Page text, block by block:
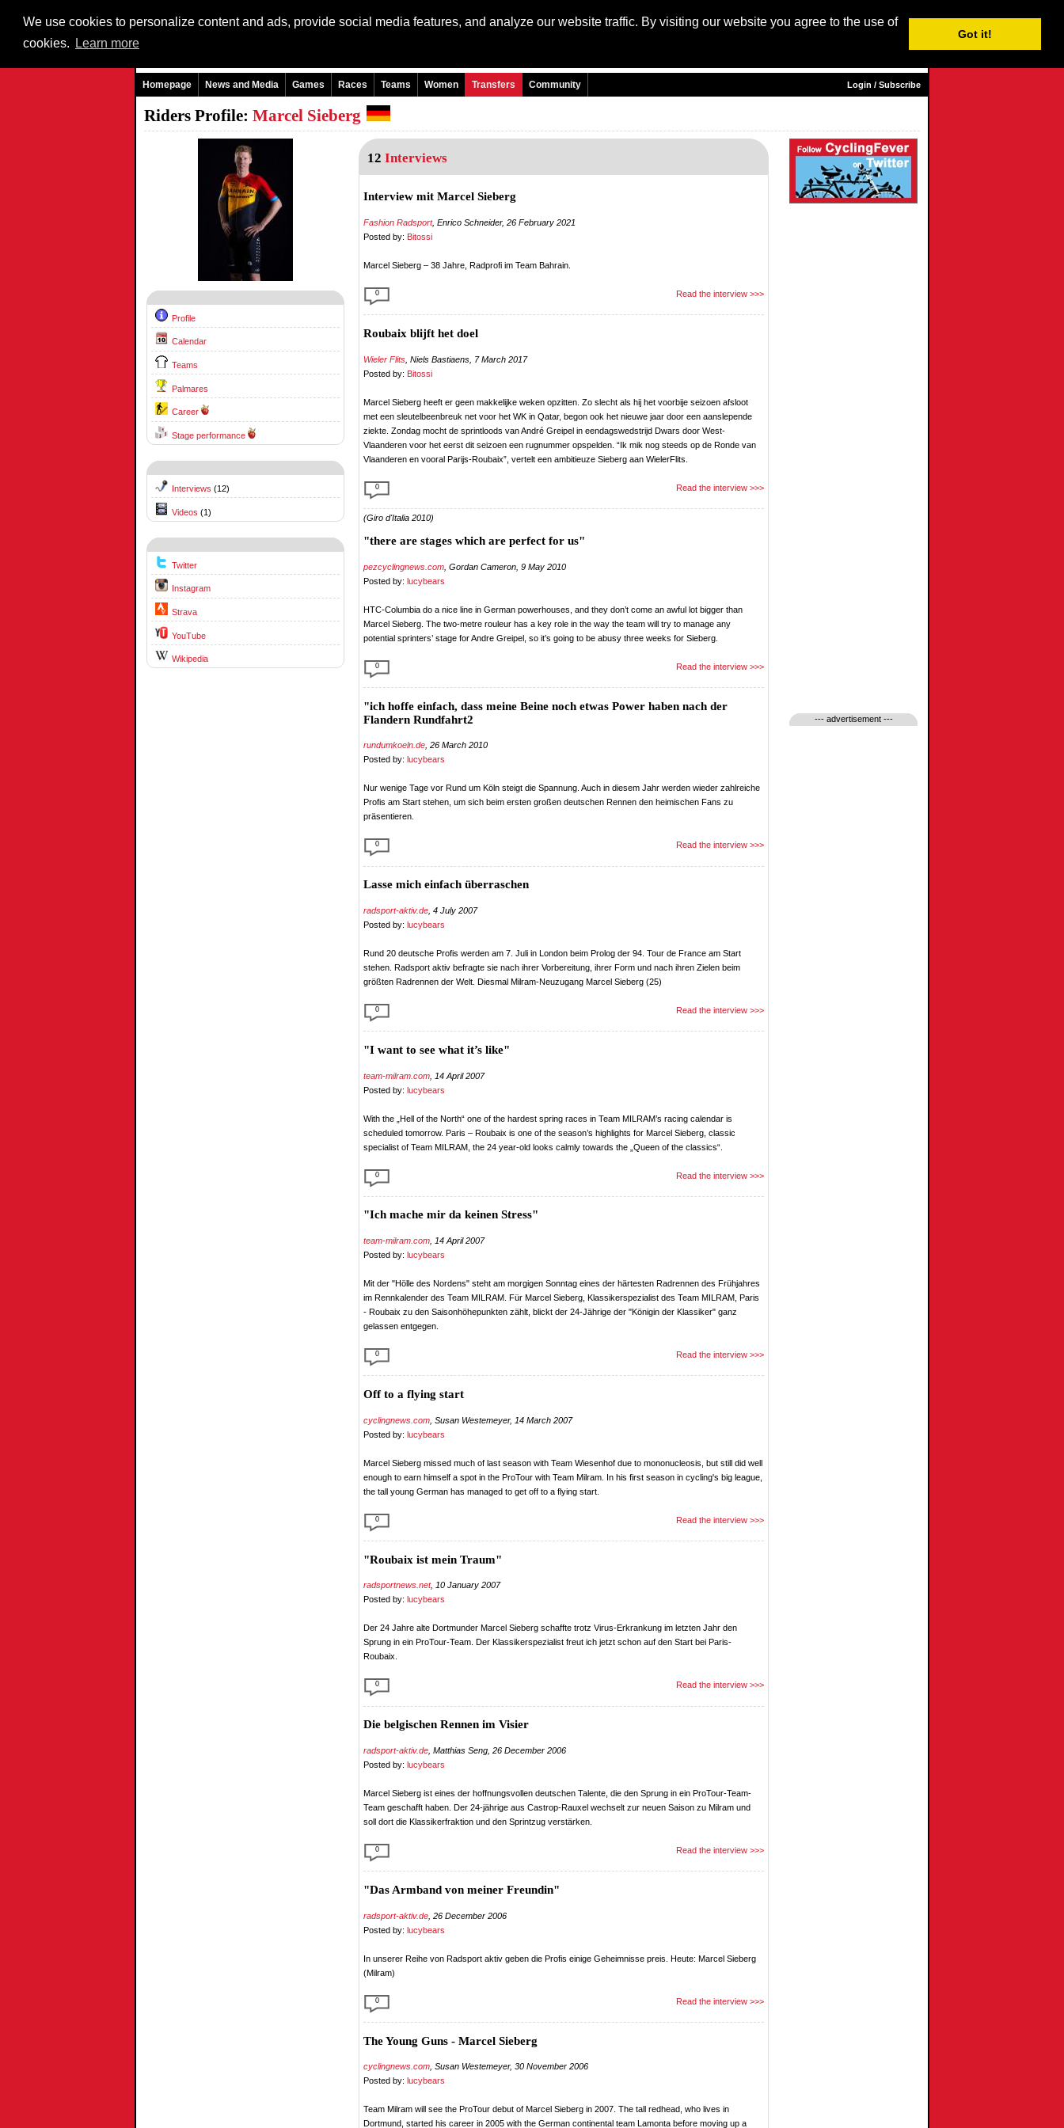
We use cookies to personalize content and ads, provide social media features, and analyze our website traffic. By visiting our website you agree to the use of
cookies.
Learn more
Got it!
Login / Subscribe
Homepage News and Media Games Races Teams Women Transfers Community Login / Subscribe
Riders Profile: Marcel Sieberg
Profile
Calendar
Teams
Palmares
Career
Stage performance
Interviews (12)
Videos (1)
Twitter
Instagram
Strava
YouTube
Wikipedia
12 Interviews
Interview mit Marcel Sieberg
Fashion Radsport, Enrico Schneider, 26 February 2021
Posted by: Bitossi
Marcel Sieberg – 38 Jahre, Radprofi im Team Bahrain.
0 Read the interview >>>
Roubaix blijft het doel
Wieler Flits , Niels Bastiaens, 7 March 2017
Posted by: Bitossi
Marcel Sieberg heeft er geen makkelijke weken opzitten. Zo slecht als hij het voorbije seizoen afsloot
met een sleutelbeenbreuk net voor het WK in Qatar, begon ook het nieuwe jaar door een aanslepende
ziekte. Zondag mocht de sprintloods van André Greipel in eendagswedstrijd Dwars door West-
Vlaanderen voor het eerst dit seizoen een rugnummer opspelden. “Ik mik nog steeds op de Ronde van
Vlaanderen en vooral Parijs-Roubaix”, vertelt een ambitieuze Sieberg aan WielerFlits.
0 Read the interview >>>
(Giro d'Italia 2010)
"there are stages which are perfect for us"
pezcyclingnews.com , Gordan Cameron, 9 May 2010
Posted by: lucybears
HTC-Columbia do a nice line in German powerhouses, and they don’t come an awful lot bigger than
Marcel Sieberg. The two-metre rouleur has a key role in the way the team will try to manage any
potential sprinters’ stage for Andre Greipel, so it’s going to be abusy three weeks for Sieberg.
0 Read the interview >>>
"ich hoffe einfach, dass meine Beine noch etwas Power haben nach der
Flandern Rundfahrt2
rundumkoeln.de , 26 March 2010
Posted by: lucybears
Nur wenige Tage vor Rund um Köln steigt die Spannung. Auch in diesem Jahr werden wieder zahlreiche
Profis am Start stehen, um sich beim ersten großen deutschen Rennen den heimischen Fans zu
präsentieren.
0 Read the interview >>>
Lasse mich einfach überraschen
radsport-aktiv.de , 4 July 2007
Posted by: lucybears
Rund 20 deutsche Profis werden am 7. Juli in London beim Prolog der 94. Tour de France am Start
stehen. Radsport aktiv befragte sie nach ihrer Vorbereitung, ihrer Form und nach ihren Zielen beim
größten Radrennen der Welt. Diesmal Milram-Neuzugang Marcel Sieberg (25)
0 Read the interview >>>
"I want to see what it’s like"
team-milram.com , 14 April 2007
Posted by: lucybears
With the „Hell of the North“ one of the hardest spring races in Team MILRAM’s racing calendar is
scheduled tomorrow. Paris – Roubaix is one of the season’s highlights for Marcel Sieberg, classic
specialist of Team MILRAM, the 24 year-old looks calmly towards the „Queen of the classics“.
0 Read the interview >>>
"Ich mache mir da keinen Stress"
team-milram.com , 14 April 2007
Posted by: lucybears
Mit der "Hölle des Nordens" steht am morgigen Sonntag eines der härtesten Radrennen des Frühjahres
im Rennkalender des Team MILRAM. Für Marcel Sieberg, Klassikerspezialist des Team MILRAM, Paris
- Roubaix zu den Saisonhöhepunkten zählt, blickt der 24-Jährige der "Königin der Klassiker" ganz
gelassen entgegen.
0 Read the interview >>>
Off to a flying start
cyclingnews.com , Susan Westemeyer, 14 March 2007
Posted by: lucybears
Marcel Sieberg missed much of last season with Team Wiesenhof due to mononucleosis, but still did well
enough to earn himself a spot in the ProTour with Team Milram. In his first season in cycling's big league,
the tall young German has managed to get off to a flying start.
0 Read the interview >>>
"Roubaix ist mein Traum"
radsportnews.net, 10 January 2007
Posted by: lucybears
Der 24 Jahre alte Dortmunder Marcel Sieberg schaffte trotz Virus-Erkrankung im letzten Jahr den
Sprung in ein ProTour-Team. Der Klassikerspezialist freut ich jetzt schon auf den Start bei Paris-
Roubaix.
0 Read the interview >>>
Die belgischen Rennen im Visier
radsport-aktiv.de , Matthias Seng, 26 December 2006
Posted by: lucybears
Marcel Sieberg ist eines der hoffnungsvollen deutschen Talente, die den Sprung in ein ProTour-Team-
Team geschafft haben. Der 24-jährige aus Castrop-Rauxel wechselt zur neuen Saison zu Milram und
soll dort die Klassikerfraktion und den Sprintzug verstärken.
0 Read the interview >>>
"Das Armband von meiner Freundin"
radsport-aktiv.de , 26 December 2006
Posted by: lucybears
In unserer Reihe von Radsport aktiv geben die Profis einige Geheimnisse preis. Heute: Marcel Sieberg
(Milram)
0 Read the interview >>>
The Young Guns - Marcel Sieberg
cyclingnews.com , Susan Westemeyer, 30 November 2006
Posted by: lucybears
Team Milram will see the ProTour debut of Marcel Sieberg in 2007. The tall redhead, who lives in
Dortmund, started his career in 2005 with the German continental team Lamonta before moving up a
--- advertisement ---